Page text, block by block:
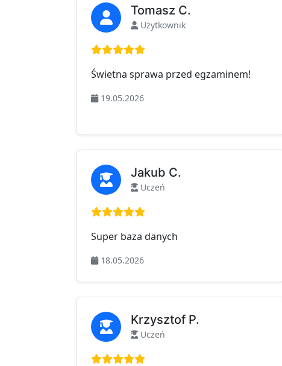
Tomasz C.
Użytkownik
Ocena: 5 na 5
Świetna sprawa przed egzaminem!
19.05.2026
Jakub C.
Uczeń
Ocena: 5 na 5
Super baza danych
18.05.2026
Krzysztof P.
Uczeń
Ocena: 5 na 5